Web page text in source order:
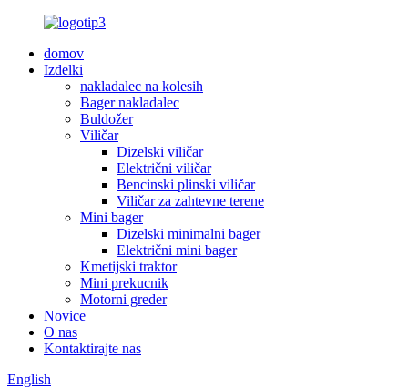
domov
Izdelki
nakladalec na kolesih
Bager nakladalec
Buldožer
Viličar
Dizelski viličar
Električni viličar
Bencinski plinski viličar
Viličar za zahtevne terene
Mini bager
Dizelski minimalni bager
Električni mini bager
Kmetijski traktor
Mini prekucnik
Motorni greder
Novice
O nas
Kontaktirajte nas
English